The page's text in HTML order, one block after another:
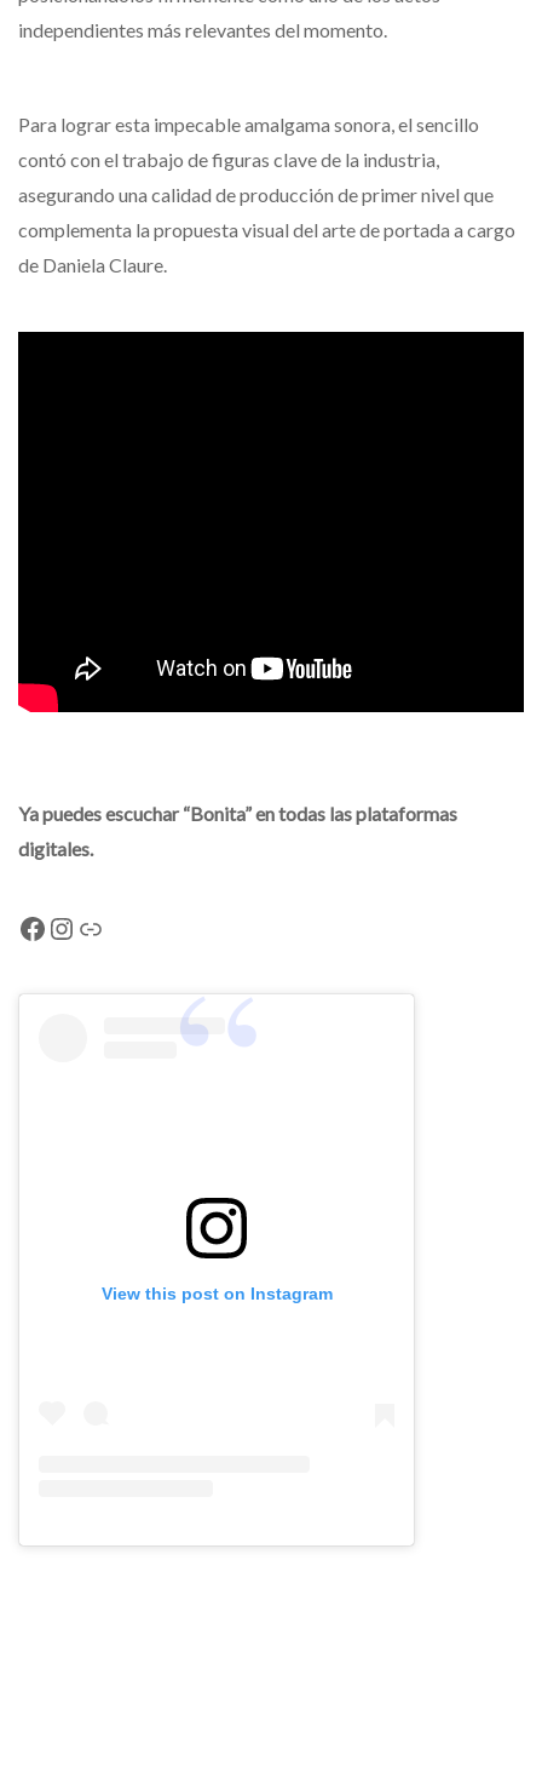
independientes más relevantes del momento.
Para lograr esta impecable amalgama sonora, el sencillo
contó con el trabajo de figuras clave de la industria,
asegurando una calidad de producción de primer nivel que
complementa la propuesta visual del arte de portada a cargo
de Daniela Claure.
Ya puedes escuchar “Bonita” en todas las plataformas
digitales.
Facebook
Instagram
Link
View this post on Instagram